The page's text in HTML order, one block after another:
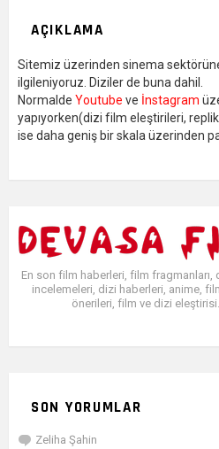
AÇIKLAMA
Sitemiz üzerinden sinema
ilgileniyoruz. Diziler de buna dahil.
Normalde Youtube ve İnstagram
yapıyorken(dizi film eleştirileri,
ise daha geniş bir skala üzerinden
En son film haberleri, film fragmanları,
incelemeleri, dizi haberleri, anime,
önerileri, film ve dizi eleştirisi.
SON YORUMLAR
Zeliha Şahin